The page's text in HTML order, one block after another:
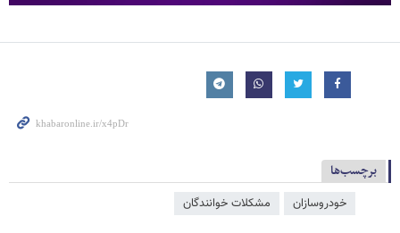
برچسب‌ها
خودروسازان مشکلات خوانندگان